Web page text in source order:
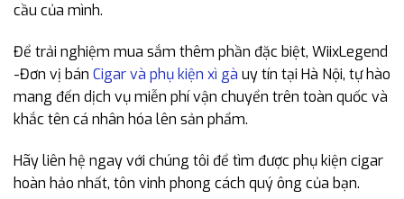
cầu của mình.
Để trải nghiệm mua sắm thêm phần đặc biệt, WiixLegend
-Đơn vị bán Cigar và phụ kiện xì gà uy tín tại Hà Nội, tự hào
mang đến dịch vụ miễn phí vận chuyển trên toàn quốc và
khắc tên cá nhân hóa lên sản phẩm.
Hãy liên hệ ngay với chúng tôi để tìm được phụ kiện cigar
hoàn hảo nhất, tôn vinh phong cách quý ông của bạn.